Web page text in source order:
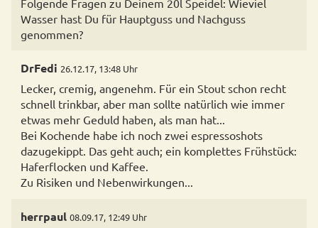
Wasser hast Du für Hauptguss und Nachguss
genommen?
DrFedi 26.12.17, 13:48 Uhr
Lecker, cremig, angenehm. Für ein Stout schon recht
schnell trinkbar, aber man sollte natürlich wie immer
etwas mehr Geduld haben, als man hat...
Bei Kochende habe ich noch zwei espressoshots
dazugekippt. Das geht auch; ein komplettes Frühstück:
Haferflocken und Kaffee.
Zu Risiken und Nebenwirkungen...
herrpaul 08.09.17, 12:49 Uhr